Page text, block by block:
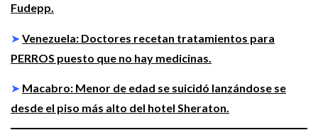
Fudepp.
➤ Venezuela: Doctores recetan tratamientos para
PERROS puesto que no hay medicinas.
➤ Macabro: Menor de edad se suicidó lanzándose se
desde el piso más alto del hotel Sheraton.